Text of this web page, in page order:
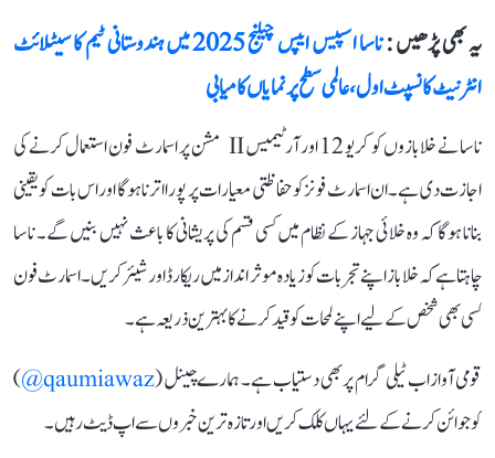
یہ بھی پڑھیں :
ناسا اسپیس ایپس چیلنج 2025 میں ہندوستانی ٹیم کا سیٹلائٹ
انٹرنیٹ کانسپٹ اول، عالمی سطح پر نمایاں کامیابی
ناسا نے خلابازوں کو کریو 12 اور آرٹیمیس II مشن پر اسمارٹ فون استعمال کرنے کی
اجازت دی ہے۔ ان اسمارٹ فونز کو حفاظتی معیارات پر پورا اترنا ہوگا اور اس بات کو یقینی
بنانا ہوگا کہ وہ خلائی جہاز کے نظام میں کسی قسم کی پریشانی کا باعث نہیں بنیں گے۔ ناسا
چاہتا ہے کہ خلاباز اپنے تجربات کو زیادہ موثر انداز میں ریکارڈ اور شیئر کریں۔ اسمارٹ فون
کسی بھی شخص کے لیے اپنے لمحات کو قید کرنے کا بہترین ذریعہ ہے۔
قومی آواز اب ٹیلی گرام پر بھی دستیاب ہے۔ ہمارے چینل (qaumiawaz@
)
کو جوائن کرنے کے لئے یہاں کلک کریں اور تازہ ترین خبروں سے اپ ڈیٹ رہیں۔